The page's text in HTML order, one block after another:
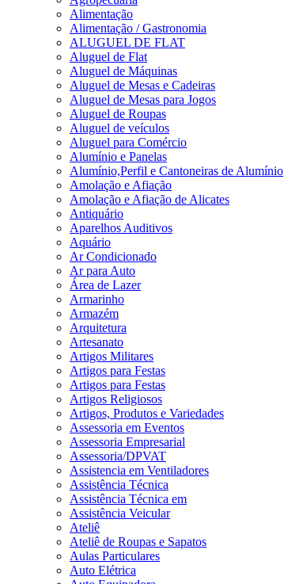
Alimentação
Alimentação / Gastronomia
ALUGUEL DE FLAT
Aluguel de Flat
Aluguel de Máquinas
Aluguel de Mesas e Cadeiras
Aluguel de Mesas para Jogos
Aluguel de Roupas
Aluguel de veículos
Aluguel para Comércio
Alumínio e Panelas
Alumínio,Perfil e Cantoneiras de Alumínio
Amolação e Afiação
Amolação e Afiação de Alicates
Antiquário
Aparelhos Auditivos
Aquário
Ar Condicionado
Ar para Auto
Área de Lazer
Armarinho
Armazém
Arquitetura
Artesanato
Artigos Militares
Artigos para Festas
Artigos para Festas
Artigos Religiosos
Artigos, Produtos e Variedades
Assessoria em Eventos
Assessoria Empresarial
Assessoria/DPVAT
Assistencia em Ventiladores
Assistência Técnica
Assistência Técnica em
Assistência Veicular
Ateliê
Ateliê de Roupas e Sapatos
Aulas Particulares
Auto Elétrica